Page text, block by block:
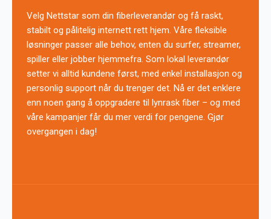
Velg Nettstar som din fiberleverandør og få raskt,
stabilt og pålitelig internett rett hjem. Våre fleksible
løsninger passer alle behov, enten du surfer, streamer,
spiller eller jobber hjemmefra. Som lokal leverandør
setter vi alltid kundene først, med enkel installasjon og
personlig support når du trenger det. Nå er det enklere
enn noen gang å oppgradere til lynrask fiber – og med
våre kampanjer får du mer verdi for pengene. Gjør
overgangen i dag!